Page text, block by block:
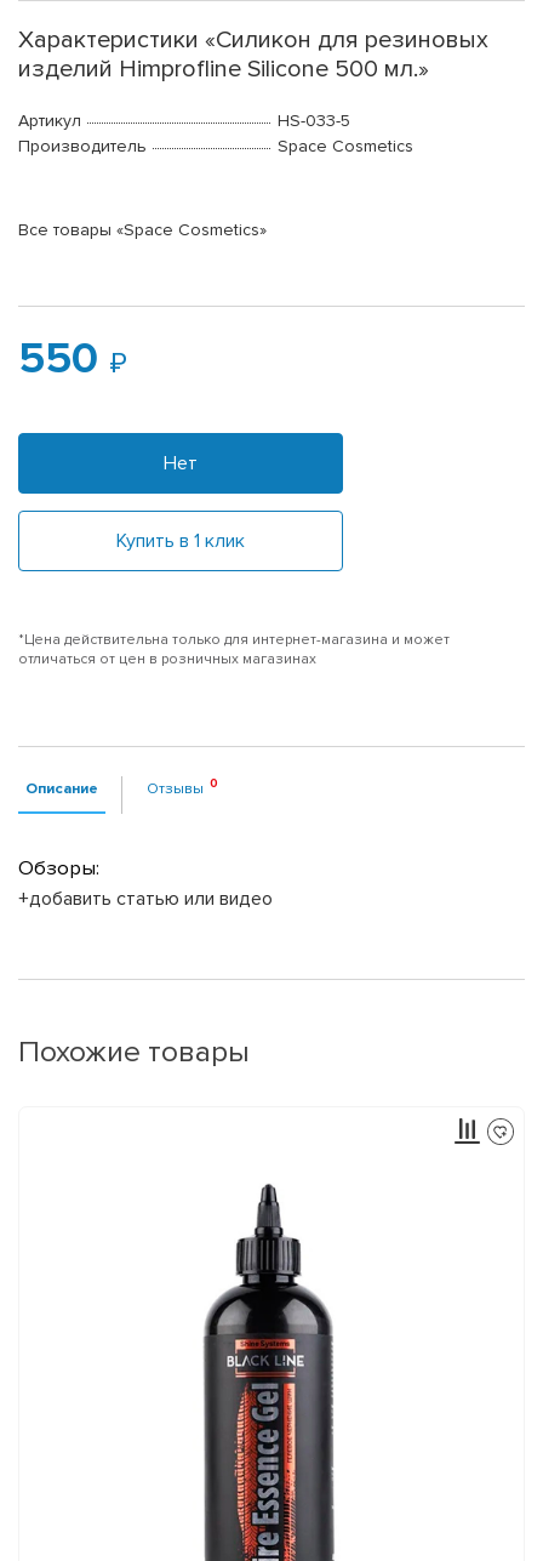
Характеристики «Силикон для резиновых
изделий Himprofline Silicone 500 мл.»
Артикул
HS-033-5
Производитель
Space Cosmetics
Все товары «Space Cosmetics»
550
Нет
Купить в 1 клик
*Цена действительна только для интернет-магазина и может
отличаться от цен в розничных магазинах
Описание Отзывы
Обзоры:
+добавить статью или видео
Похожие товары